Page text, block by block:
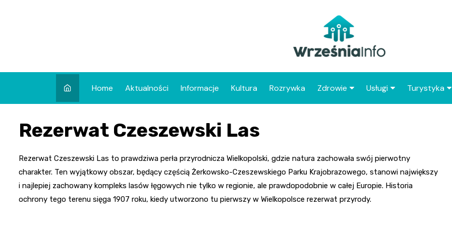
Home Aktualności Informacje Kultura Rozrywka Zdrowie
Placówki POZ
Usługi Turystyka
Atrakcje
Wrześni
Zabytki
powiatu
Rezerwat Czeszewski Las
Rezerwat Czeszewski Las to prawdziwa perła przyrodnicza Wielkopolski, gdzie natura zachowała swój pierwotny
charakter. Ten wyjątkowy obszar, będący częścią Żerkowsko-Czeszewskiego Parku Krajobrazowego, stanowi największy
i najlepiej zachowany kompleks lasów łęgowych nie tylko w regionie, ale prawdopodobnie w całej Europie. Historia
ochrony tego terenu sięga 1907 roku, kiedy utworzono tu pierwszy w Wielkopolsce rezerwat przyrody.